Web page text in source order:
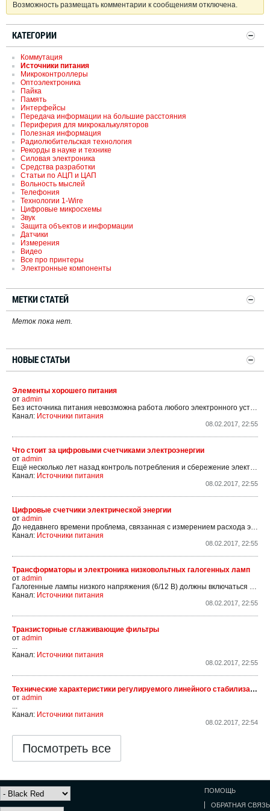
Возможность размещать комментарии к сообщениям отключена.
КАТЕГОРИИ
Коммутация
Источники питания
Микроконтроллеры
Оптоэлектроника
Пайка
Память
Интерфейсы
Передача информации на большие расстояния
Периферия для микрокалькуляторов
Полезная информация
Радиолюбительская технология
Рекорды в науке и технике
Силовая электроника
Средства разработки
Статьи по АЦП и ЦАП
Вольность мыслей
Телефония
Технологии 1-Wire
Цифровые микросхемы
Звук
Защита объектов и информации
Датчики
Измерения
Видео
Все про принтеры
Электронные компоненты
МЕТКИ СТАТЕЙ
Меток пока нет.
НОВЫЕ СТАТЬИ
Элементы хорошего питания
от admin
Без источника питания невозможна работа любого электронного устройства. Более того, от правильного выбора источника питания во многом зависят качество и надежность работы современного оборудования. Поэтому проблема правильного выбора источника питания, особенно в портативных...
Канал: Источники питания
08.02.2017, 22:55
Что стоит за цифровыми счетчиками электроэнергии
от admin
Ещё несколько лет назад контроль потребления и сбережение электроэнергии не были столь актуальны. Всех вполне устраивали цены на электроэнергию и соответствующая система её учёта на базе электромеханических (индукционных) счётчиков. Принцип их работы основан на подсчёте...
Канал: Источники питания
08.02.2017, 22:55
Цифровые счетчики электрической энергии
от admin
До недавнего времени проблема, связанная с измерением расхода электроэнергии, сводилась к применению электромеханических счётчиков, принцип работы которых основан на подсчёте количества оборотов металического диска, вращающегося в бегущем магнитном поле, которое, в свою...
Канал: Источники питания
08.02.2017, 22:55
Трансформаторы и электроника низковольтных галогенных ламп
от admin
Галогенные лампы низкого напряжения (6/12 В) должны включаться только в схемы с соответствующими трансформаторами. Последовательное включение и другие варианты не допускаются! Традиционные (электромагнитные) трансформаторы предельно просты в устройстве и конструкции. Они ни...
Канал: Источники питания
08.02.2017, 22:55
Транзисторные сглаживающие фильтры
от admin
...
Канал: Источники питания
08.02.2017, 22:55
Технические характеристики регулируемого линейного стабилизатора 142ЕН22
от admin
...
Канал: Источники питания
08.02.2017, 22:54
Посмотреть все
ПОМОЩЬ
ОБРАТНАЯ СВЯЗЬ